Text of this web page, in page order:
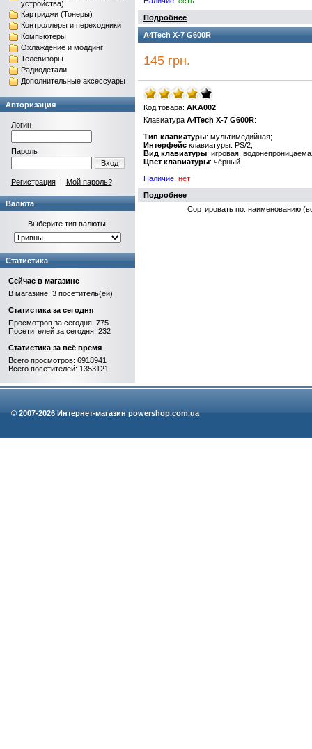
устройства)
Картриджи (Тонеры)
Контроллеры и переходники
Компьютеры
Охлаждение и моддинг
Телевизоры
Радиодетали
Дополнительные аксессуары
Авторизация
Логин
Пароль
Вход
Регистрация| Мой пароль?
Валюта
Выберите тип валюты:
Статистика
Сейчас в магазине
В магазине: 3 посетитель(ей)
Статистика за сегодня
Просмотров за сегодня: 775
Посетителей за сегодня: 232
Статистика за всё время
Всего просмотров: 6918941
Всего посетителей: 1353121
Подробнее
A4Tech X-7 G600R
145 грн.
Код товара: AKA002
Клавиатура A4Tech X-7 G600R:
Тип клавиатуры: мультимедийная;
Интерфейс клавиатуры: PS/2;
Вид клавиатуры: игровая,
Цвет клавиатуры: чёрный.
Наличие: нет
Подробнее
Сортировать по: наименованию (
© 2007-2026 Интернет-магазин powershop.com.ua